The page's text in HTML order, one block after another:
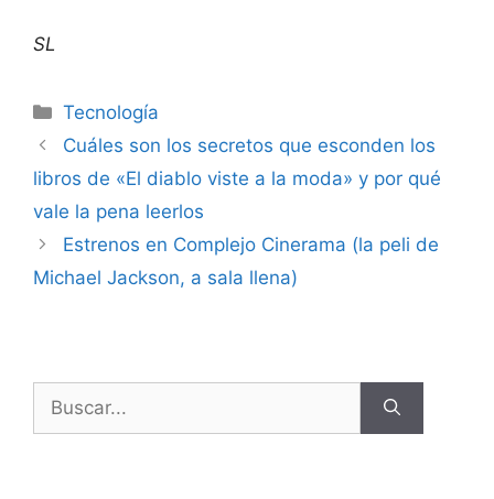
SL
Tecnología
Cuáles son los secretos que esconden los
libros de «El diablo viste a la moda» y por qué
vale la pena leerlos
Estrenos en Complejo Cinerama (la peli de
Michael Jackson, a sala llena)